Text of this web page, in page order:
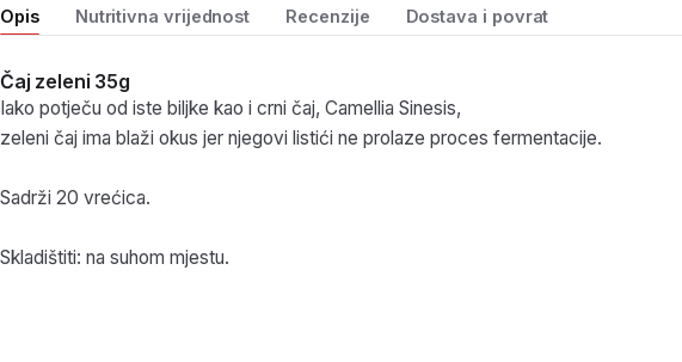
Opis Nutritivna vrijednost Recenzije Dostava i povrat
Čaj zeleni 35g
Iako potječu od iste biljke kao i crni čaj, Camellia Sinesis,
zeleni čaj ima blaži okus jer njegovi listići ne prolaze proces fermentacije.
Sadrži 20 vrećica.
Skladištiti: na suhom mjestu.